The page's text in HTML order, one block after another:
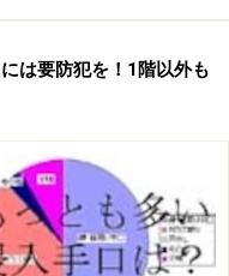
には要防犯を！1階以外も